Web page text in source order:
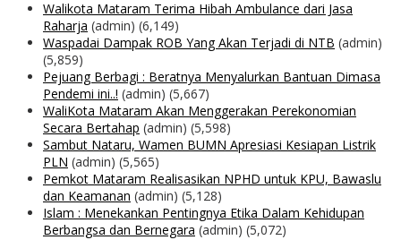
Walikota Mataram Terima Hibah Ambulance dari Jasa
Raharja (admin) (6,149)
Waspadai Dampak ROB Yang Akan Terjadi di NTB (admin)
(5,859)
Pejuang Berbagi : Beratnya Menyalurkan Bantuan Dimasa
Pendemi ini..! (admin) (5,667)
WaliKota Mataram Akan Menggerakan Perekonomian
Secara Bertahap (admin) (5,598)
Sambut Nataru, Wamen BUMN Apresiasi Kesiapan Listrik
PLN (admin) (5,565)
Pemkot Mataram Realisasikan NPHD untuk KPU, Bawaslu
dan Keamanan (admin) (5,128)
Islam : Menekankan Pentingnya Etika Dalam Kehidupan
Berbangsa dan Bernegara (admin) (5,072)